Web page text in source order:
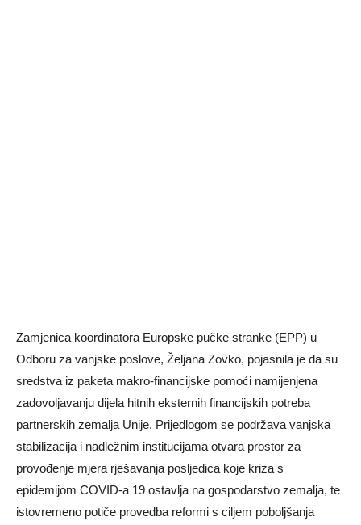
Zamjenica koordinatora Europske pučke stranke (EPP) u
Odboru za vanjske poslove, Željana Zovko, pojasnila je da su
sredstva iz paketa makro-financijske pomoći namijenjena
zadovoljavanju dijela hitnih eksternih financijskih potreba
partnerskih zemalja Unije. Prijedlogom se podržava vanjska
stabilizacija i nadležnim institucijama otvara prostor za
provođenje mjera rješavanja posljedica koje kriza s
epidemijom COVID-a 19 ostavlja na gospodarstvo zemalja, te
istovremeno potiče provedba reformi s ciljem poboljšanja